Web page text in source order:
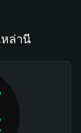
ล่านี้